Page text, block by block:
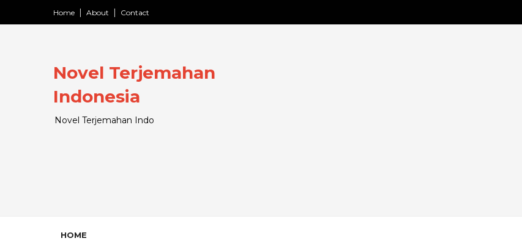
Home About Contact
Novel Terjemahan
Indonesia
Novel Terjemahan Indo
HOME